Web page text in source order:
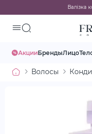
Валізка
АкцииБрендыЛицо
Волосы